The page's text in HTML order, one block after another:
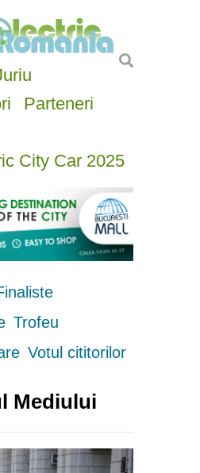
Parteneri
City Car 2025
Trofeu
Votul cititorilor
Mediului